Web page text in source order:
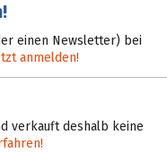
einen Newsletter) bei
anmelden!
verkauft deshalb keine